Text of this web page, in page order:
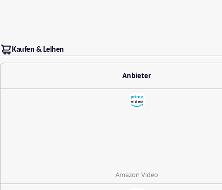
Kaufen & Leihen
Anbieter
Amazon Video